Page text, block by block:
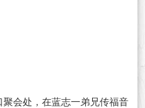
会处，在蓝志一弟兄传福音